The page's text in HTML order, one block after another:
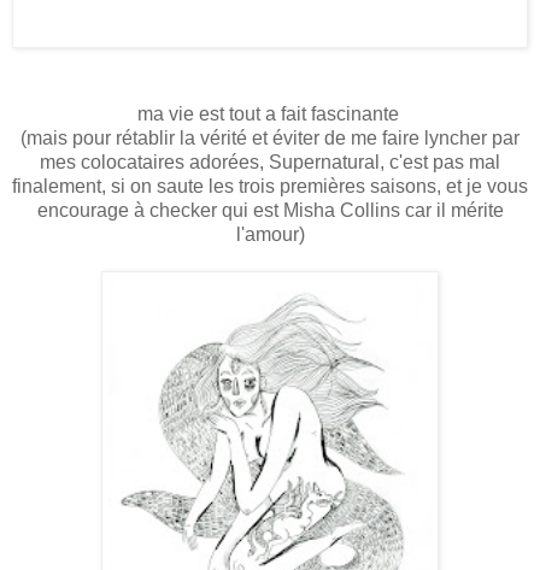
ma vie est tout a fait fascinante
(mais pour rétablir la vérité et éviter de me faire lyncher par
mes colocataires adorées, Supernatural, c'est pas mal
finalement, si on saute les trois premières saisons, et je vous
encourage à checker qui est Misha Collins car il mérite
l'amour)